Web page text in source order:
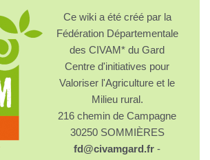
Ce wiki a été créé par la
Fédération Départementale
des CIVAM* du Gard
Centre d'initiatives pour
Valoriser l'Agriculture et le
Milieu rural.
216 chemin de Campagne
30250 SOMMIÈRES
fd@civamgard.fr -